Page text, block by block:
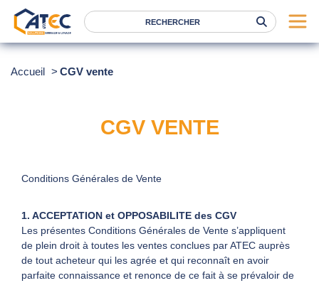
Marques
Atec
News
Accueil CGV vente
CGV VENTE
Conditions Générales de Vente
1. ACCEPTATION et OPPOSABILITE des CGV
Les présentes Conditions Générales de Vente s’appliquent
de plein droit à toutes les ventes conclues par ATEC auprès
de tout acheteur qui les agrée et qui reconnaît en avoir
parfaite connaissance et renonce de ce fait à se prévaloir de